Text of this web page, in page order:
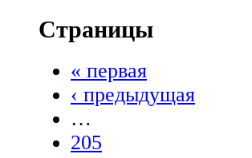
Страницы
« первая
‹ предыдущая
…
205